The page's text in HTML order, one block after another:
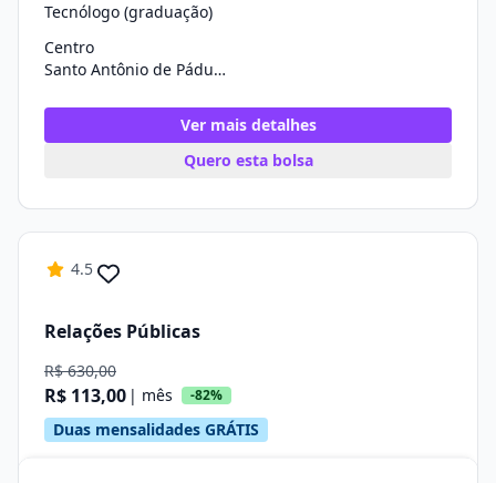
Tecnólogo (graduação)
Centro
Santo Antônio de Pádua/RJ
Ver mais detalhes
Quero esta bolsa
4.5
Relações Públicas
R$ 630,00
R$ 113,00 | mês -82%
Duas mensalidades GRÁTIS